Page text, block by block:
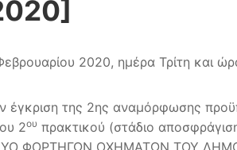
2020, ημέρα Τρίτη και
έγκριση της 2ης αναμόρφωσης
2ου πρακτικού (στάδιο